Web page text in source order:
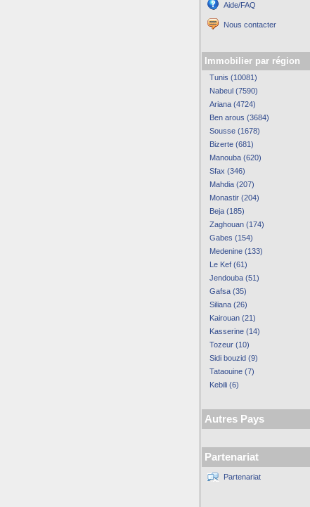
Aide/FAQ
Nous contacter
Immobilier par région
Tunis (10081)
Nabeul (7590)
Ariana (4724)
Ben arous (3684)
Sousse (1678)
Bizerte (681)
Manouba (620)
Sfax (346)
Mahdia (207)
Monastir (204)
Beja (185)
Zaghouan (174)
Gabes (154)
Medenine (133)
Le Kef (61)
Jendouba (51)
Gafsa (35)
Siliana (26)
Kairouan (21)
Kasserine (14)
Tozeur (10)
Sidi bouzid (9)
Tataouine (7)
Kebili (6)
Autres Pays
Partenariat
Partenariat